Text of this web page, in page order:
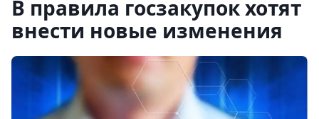
В правила госзакупок хотят
внести новые изменения